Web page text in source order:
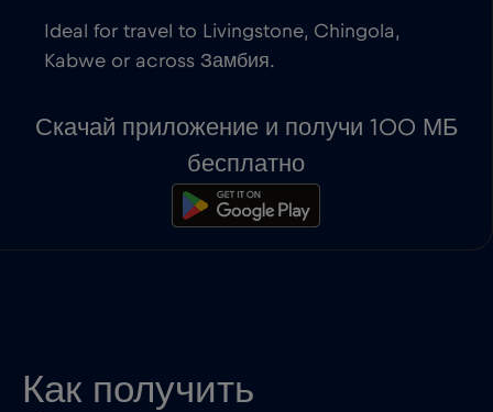
Ideal for travel to Livingstone, Chingola,
Kabwe or across Замбия.
Скачай приложение и получи 100 МБ
бесплатно
Как получить